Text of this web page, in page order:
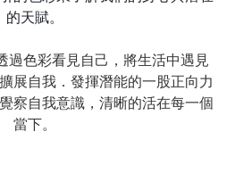
的天賦。
過色彩看見自己，將生活中遇見
展自我．發揮潛能的一股正向力
察自我意識，清晰的活在每一個
當下。